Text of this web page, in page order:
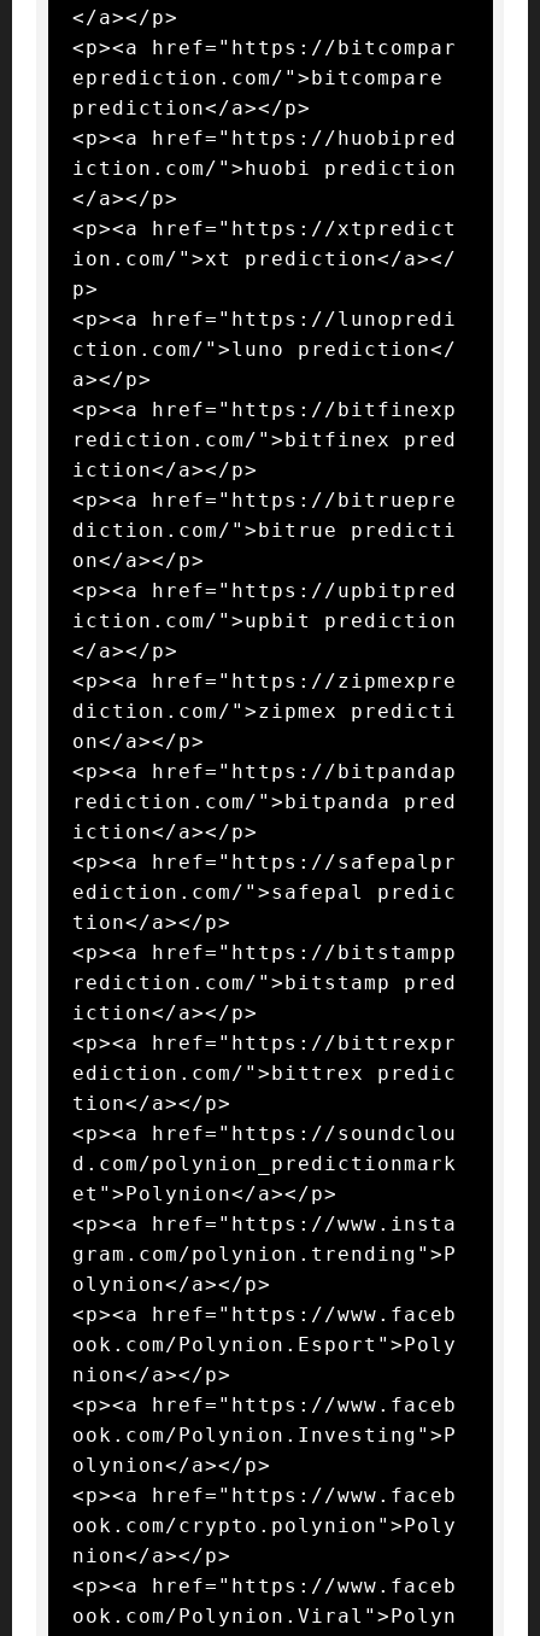
</a></p>
<p><a href="https://bitcompar
eprediction.com/">bitcompare
prediction</a></p>
<p><a href="https://huobipred
iction.com/">huobi prediction
</a></p>
<p><a href="https://xtpredict
ion.com/">xt prediction</a></
p>
<p><a href="https://lunopredi
ction.com/">luno prediction</
a></p>
<p><a href="https://bitfinexp
rediction.com/">bitfinex pred
iction</a></p>
<p><a href="https://bitruepre
diction.com/">bitrue predicti
on</a></p>
<p><a href="https://upbitpred
iction.com/">upbit prediction
</a></p>
<p><a href="https://zipmexpre
diction.com/">zipmex predicti
on</a></p>
<p><a href="https://bitpandap
rediction.com/">bitpanda pred
iction</a></p>
<p><a href="https://safepalpr
ediction.com/">safepal predic
tion</a></p>
<p><a href="https://bitstampp
rediction.com/">bitstamp pred
iction</a></p>
<p><a href="https://bittrexpr
ediction.com/">bittrex predic
tion</a></p>
<p><a href="https://soundclou
d.com/polynion_predictionmark
et">Polynion</a></p>
<p><a href="https://www.insta
gram.com/polynion.trending">P
olynion</a></p>
<p><a href="https://www.faceb
ook.com/Polynion.Esport">Poly
nion</a></p>
<p><a href="https://www.faceb
ook.com/Polynion.Investing">P
olynion</a></p>
<p><a href="https://www.faceb
ook.com/crypto.polynion">Poly
nion</a></p>
<p><a href="https://www.faceb
ook.com/Polynion.Viral">Polyn